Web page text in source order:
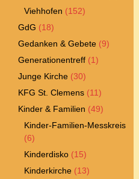
Viehhofen (152)
GdG (18)
Gedanken & Gebete (9)
Generationentreff (1)
Junge Kirche (30)
KFG St. Clemens (11)
Kinder & Familien (49)
Kinder-Familien-Messkreis
(6)
Kinderdisko (15)
Kinderkirche (13)